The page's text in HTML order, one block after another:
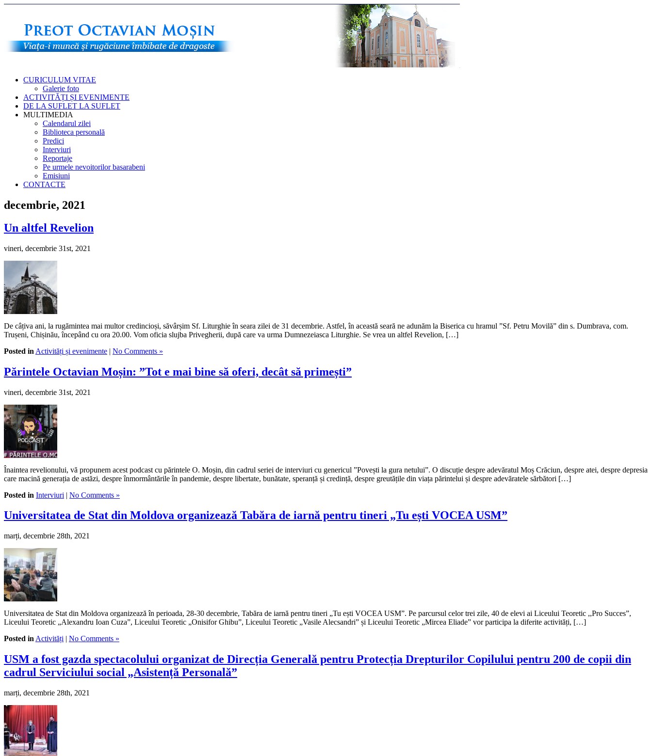
CURICULUM VITAE
Galerie foto
ACTIVITĂȚI ȘI EVENIMENTE
DE LA SUFLET LA SUFLET
MULTIMEDIA
Calendarul zilei
Biblioteca personală
Predici
Interviuri
Reportaje
Pe urmele nevoitorilor basarabeni
Emisiuni
CONTACTE
decembrie, 2021
Un altfel Revelion
vineri, decembrie 31st, 2021
De câțiva ani, la rugămintea mai multor credincioși, săvârșim Sf. Liturghie în seara zilei de 31 decembrie. Astfel, în această seară ne adunăm la Biserica cu hramul ”Sf. Petru Movilă” din s. Dumbrava, com.
Trușeni, Chișinău, începând cu ora 20.00. Vom oficia slujba Privegherii, după care va urma Dumnezeiasca Liturghie. Se vrea un altfel Revelion, […]
Posted in Activități și evenimente | No Comments »
Părintele Octavian Moșin: ”Tot e mai bine să oferi, decât să primești”
vineri, decembrie 31st, 2021
Înaintea revelionului, vă propunem acest podcast cu părintele O. Moșin, din cadrul seriei de interviuri cu genericul ”Povești la gura netului”. O discuție despre adevăratul Moș Crăciun, despre atei, despre depresia
care macină generația de astăzi, despre înmormântările în pandemie, despre libertate, bunătate, speranță și credință, despre greutățile din viața părintelui și despre adevăratele sărbători […]
Posted in Interviuri | No Comments »
Universitatea de Stat din Moldova organizează Tabăra de iarnă pentru tineri „Tu ești VOCEA USM”
marți, decembrie 28th, 2021
Universitatea de Stat din Moldova organizează în perioada, 28-30 decembrie, Tabăra de iarnă pentru tineri „Tu ești VOCEA USM”. Pe parcursul celor trei zile, 40 de elevi ai Liceului Teoretic ,,Pro Succes”,
Liceului Teoretic „Alexandru Ioan Cuza”, Liceului Teoretic „Onisifor Ghibu”, Liceului Teoretic „Vasile Alecsandri” și Liceului Teoretic „Mircea Eliade” vor participa la diferite activități, […]
Posted in Activități | No Comments »
USM a fost gazda spectacolului organizat de Direcția Generală pentru Protecția Drepturilor Copilului pentru 200 de copii din
cadrul Serviciului social „Asistență Personală”
marți, decembrie 28th, 2021